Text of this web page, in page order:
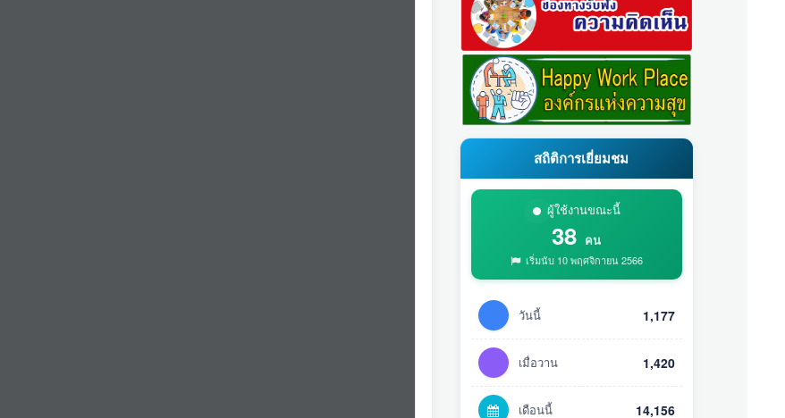
สถิติการเยี่ยมชม
ผู้ใช้งานขณะนี้
38 คน
เริ่มนับ 10 พฤศจิกายน 2566
วันนี้ 1,177
เมื่อวาน 1,420
เดือนนี้ 14,156